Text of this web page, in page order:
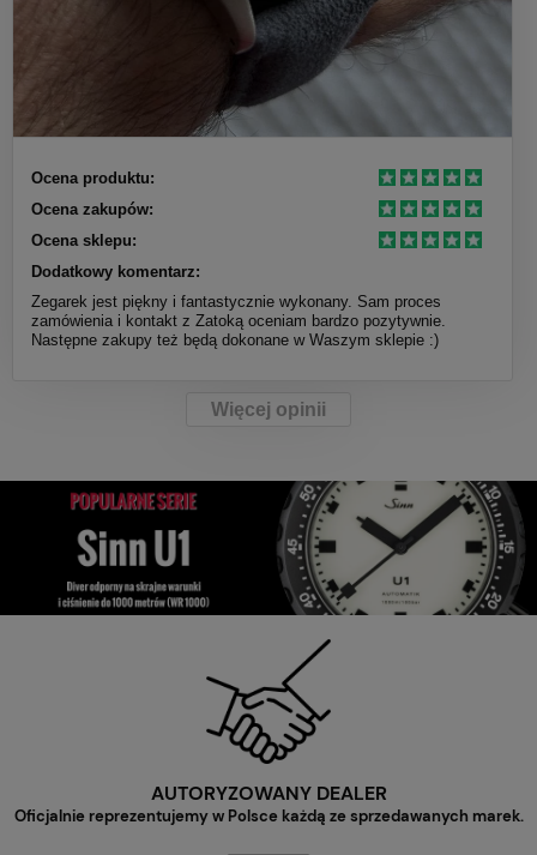
Ocena produktu:
Ocena zakupów:
Ocena sklepu:
Dodatkowy komentarz:
Zegarek jest piękny i fantastycznie wykonany. Sam proces
zamówienia i kontakt z Zatoką oceniam bardzo pozytywnie.
Następne zakupy też będą dokonane w Waszym sklepie :)
Więcej opinii
AUTORYZOWANY DEALER
Oficjalnie reprezentujemy w Polsce każdą ze sprzedawanych marek.